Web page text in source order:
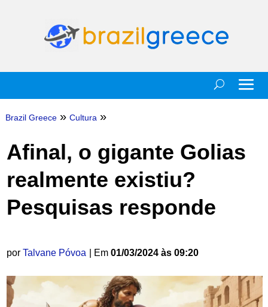
Brazil Greece » Cultura »
Afinal, o gigante Golias
realmente existiu?
Pesquisas responde
por Talvane Póvoa | Em 01/03/2024 às 09:20